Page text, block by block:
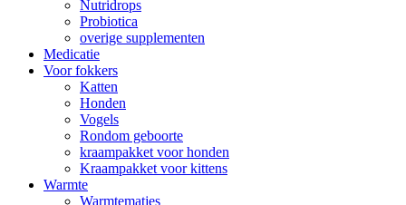
Nutridrops
Probiotica
overige supplementen
Medicatie
Voor fokkers
Katten
Honden
Vogels
Rondom geboorte
kraampakket voor honden
Kraampakket voor kittens
Warmte
Warmtematjes